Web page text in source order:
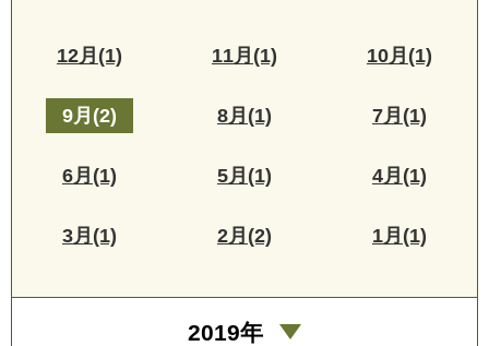
12月(1) 11月(1) 10月(1)
9月(2) 8月(1) 7月(1)
6月(1) 5月(1) 4月(1)
3月(1) 2月(2) 1月(1)
2019年